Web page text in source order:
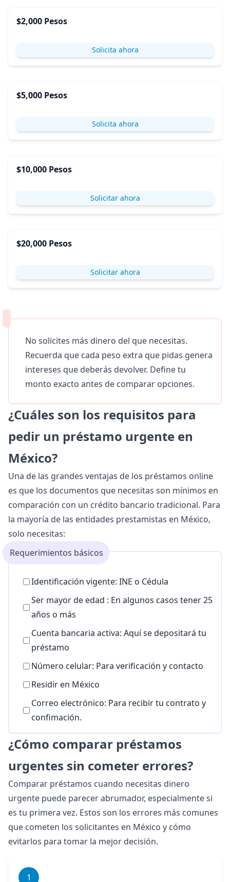
$2,000 Pesos
Solicita ahora
$5,000 Pesos
Solicita ahora
$10,000 Pesos
Solicitar ahora
$20,000 Pesos
Solicitar ahora
No solicites más dinero del que necesitas.
Recuerda que cada peso extra que pidas genera
intereses que deberás devolver. Define tu
monto exacto antes de comparar opciones.
¿Cuáles son los requisitos para
pedir un préstamo urgente en
México?
Una de las grandes ventajas de los préstamos online
es que los documentos que necesitas son mínimos en
comparación con un crédito bancario tradicional. Para
la mayoría de las entidades prestamistas en México,
solo necesitas:
Requerimientos básicos
Identificación vigente: INE o Cédula
Ser mayor de edad : En algunos casos tener 25
años o más
Cuenta bancaria activa: Aquí se depositará tu
préstamo
Número celular: Para verificación y contacto
Residir en México
Correo electrónico: Para recibir tu contrato y
confimación.
¿Cómo comparar préstamos
urgentes sin cometer errores?
Comparar préstamos cuando necesitas dinero
urgente puede parecer abrumador, especialmente si
es tu primera vez. Estos son los errores más comunes
que cometen los solicitantes en México y cómo
evitarlos para tomar la mejor decisión.
1